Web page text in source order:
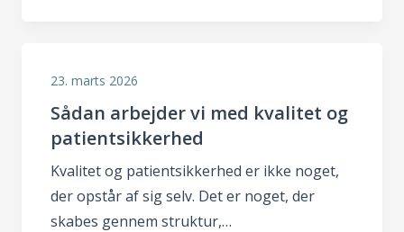
23. marts 2026
Sådan arbejder vi med kvalitet og
patientsikkerhed
Kvalitet og patientsikkerhed er ikke noget,
der opstår af sig selv. Det er noget, der
skabes gennem struktur,…